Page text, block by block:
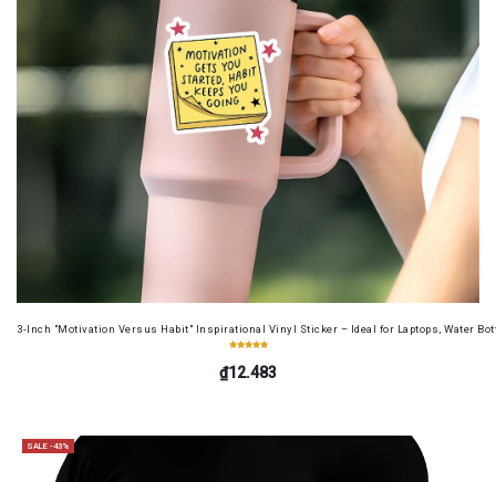
3-Inch "Motivation Versus Habit" Inspirational Vinyl Sticker – Ideal for Laptops, Water
₫12.483
SALE -43%